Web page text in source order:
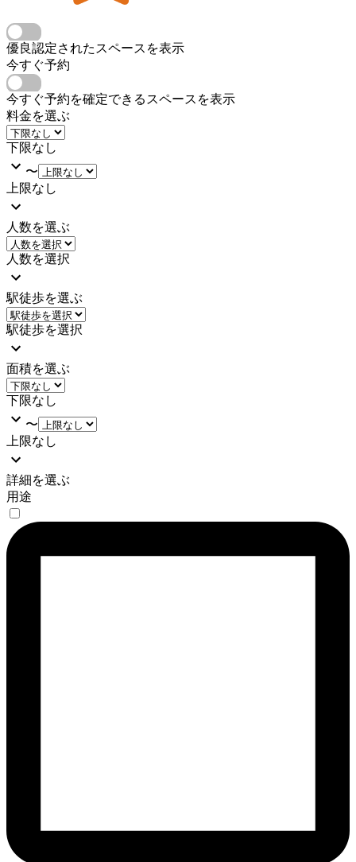
優良認定されたスペースを表示
今すぐ予約
今すぐ予約を確定できるスペースを表示
料金を選ぶ
下限なし
〜
上限なし
人数を選ぶ
人数を選択
駅徒歩を選ぶ
駅徒歩を選択
面積を選ぶ
下限なし
〜
上限なし
詳細を選ぶ
用途